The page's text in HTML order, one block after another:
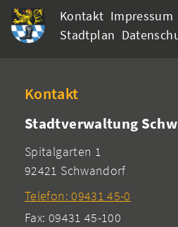
Kontakt Impressum
Stadtplan
Kontakt
Stadtverwaltung
Spitalgarten 1
92421 Schwandorf
Telefon: 09431 45-0
Fax: 09431 45-100